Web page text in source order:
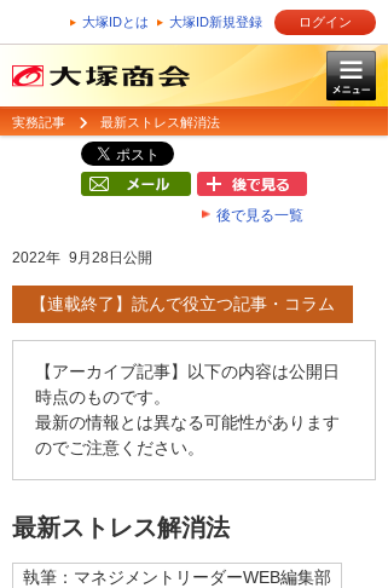
大塚IDとは 大塚ID新規登録 ログイン
実務記事 最新ストレス解消法
後で見る一覧
2022年 9月28日公開
【連載終了】読んで役立つ記事・コラム
【アーカイブ記事】以下の内容は公開日
時点のものです。
最新の情報とは異なる可能性があります
のでご注意ください。
最新ストレス解消法
執筆：マネジメントリーダーWEB編集部